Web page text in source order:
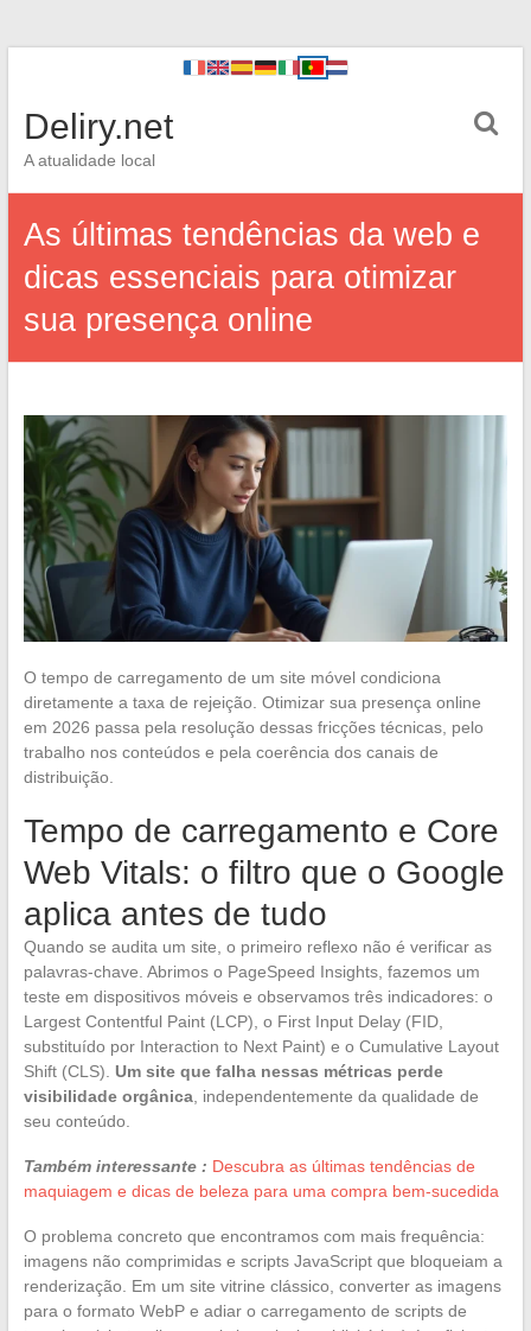
Deliry.net
A atualidade local
As últimas tendências da web e
dicas essenciais para otimizar
sua presença online
O tempo de carregamento de um site móvel condiciona
diretamente a taxa de rejeição. Otimizar sua presença online
em 2026 passa pela resolução dessas fricções técnicas, pelo
trabalho nos conteúdos e pela coerência dos canais de
distribuição.
Tempo de carregamento e Core
Web Vitals: o filtro que o Google
aplica antes de tudo
Quando se audita um site, o primeiro reflexo não é verificar as
palavras-chave. Abrimos o PageSpeed Insights, fazemos um
teste em dispositivos móveis e observamos três indicadores: o
Largest Contentful Paint (LCP), o First Input Delay (FID,
substituído por Interaction to Next Paint) e o Cumulative Layout
Shift (CLS). Um site que falha nessas métricas perde
visibilidade orgânica, independentemente da qualidade de
seu conteúdo.
Também interessante : Descubra as últimas tendências de
maquiagem e dicas de beleza para uma compra bem-sucedida
O problema concreto que encontramos com mais frequência:
imagens não comprimidas e scripts JavaScript que bloqueiam a
renderização. Em um site vitrine clássico, converter as imagens
para o formato WebP e adiar o carregamento de scripts de